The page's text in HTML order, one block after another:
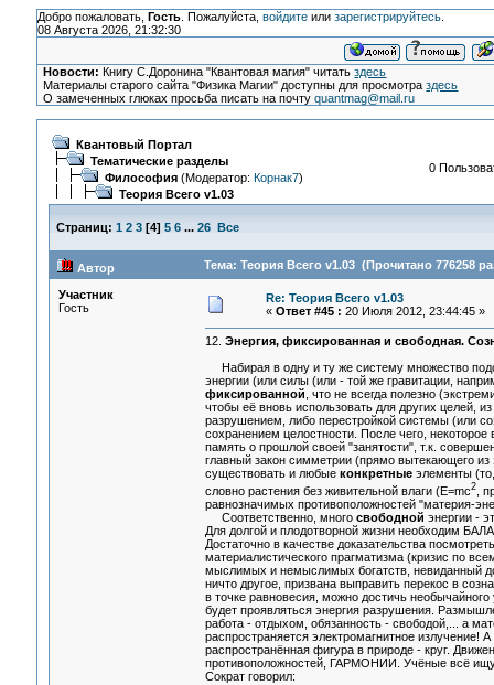
Добро пожаловать, Гость. Пожалуйста, войдитеили зарегистрируйтесь.
08 Августа 2026, 21:32:30
Новости: Книгу С.Доронина "Квантовая магия" читатьздесь
Материалы старого сайта "Физика Магии" доступны для просмотраздесь
О замеченных глюках просьба писать на почтуquantmag@mail.ru
Квантовый Портал
Тематические разделы
Философия(Модератор: Корнак7)
Теория Всего v1.03
0
Страниц: 1 2 3[4] 5 6 ... 26 Все
Автор Тема: Теория Всего v1.03 (Прочитано 776258
Участник
Гость
Re: Теория Всего v1.03
« Ответ #45 : 20 Июля 2012, 23:44:45 »
12. Энергия, фиксированная и свободная.
Набирая в одну и ту же систему множество
энергии (или силы (или - той же гравитации,
фиксированной , что не всегда полезно
чтобы её вновь использовать для других целей,
разрушением, либо перестройкой системы (или
сохранением целостности. После чего,
память о прошлой своей "занятости", т.к.
главный закон симметрии (прямо вытекающего
существовать и любые конкретныеэлементы (то,
словно растения без живительной влаги (E=mc2,
равнозначимых противоположностей "материя-
Соответственно, много свободной энергии -
Для долгой и плодотворной жизни необходим
Достаточно в качестве доказательства
материалистического прагматизма (кризис по
мыслимых и немыслимых богатств, невиданный
ничто другое, призвана выправить перекос в
в точке равновесия, можно достичь
будет проявляться энергия разрушения.
работа - отдыхом, обязанность - свободой,... а
распространяется электромагнитное
распространённая фигура в природе - круг.
противоположностей, ГАРМОНИИ. Учёные всё
Сократ говорил: